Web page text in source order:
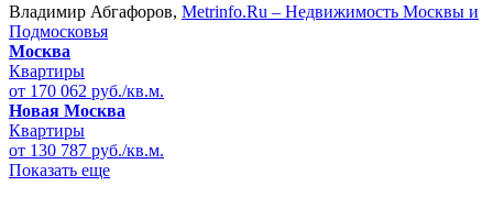
Владимир Абгафоров, Metrinfo.Ru – Недвижимость Москвы и
Подмосковья
Москва
Квартиры
от 170 062 руб./кв.м.
Новая Москва
Квартиры
от 130 787 руб./кв.м.
Показать еще